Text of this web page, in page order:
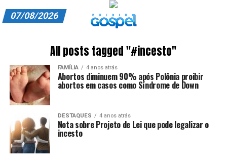
ASSINE
CARRINHO
EDITORIAL
ENTREVISTAS
07/08/2026
All posts tagged "#incesto"
FAMÍLIA 4 anos atrás
Abortos diminuem 90% após Polônia proibir
abortos em casos como Síndrome de Down
DESTAQUES 4 anos atrás
Nota sobre Projeto de Lei que pode legalizar o
incesto